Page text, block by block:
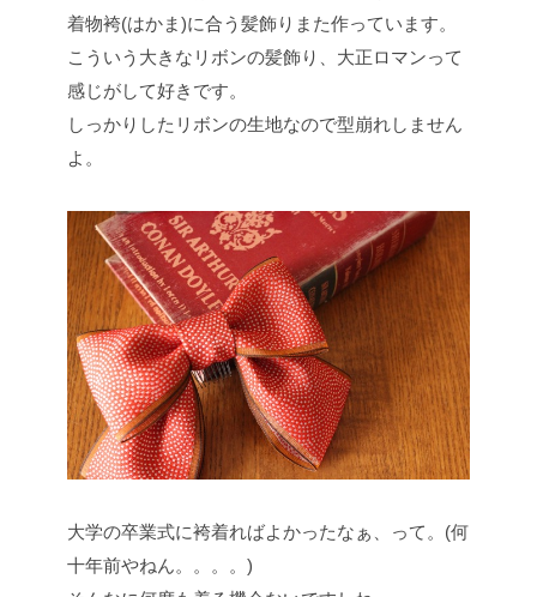
着物袴(はかま)に合う髪飾りまた作っています。
こういう大きなリボンの髪飾り、大正ロマンって
感じがして好きです。
しっかりしたリボンの生地なので型崩れしません
よ。
大学の卒業式に袴着ればよかったなぁ、って。(何
十年前やねん。。。。)